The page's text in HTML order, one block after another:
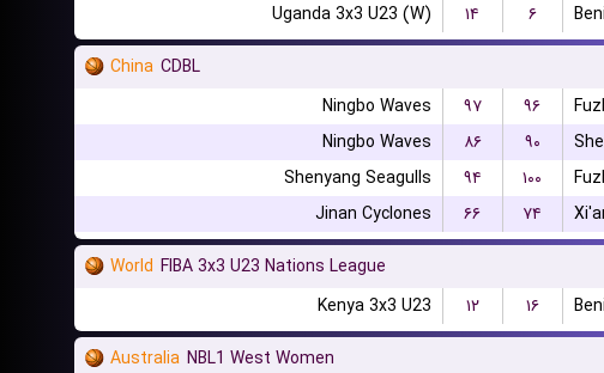
Uganda 3x3 U23 (W)
۱۴ ۶
China CDBL
Ningbo Waves
۹۷ ۹۶
Ningbo Waves
۸۶ ۹۰
Shenyang Seagulls
۹۴ ۱۰۰
Jinan Cyclones
۶۶ ۷۴
World FIBA 3x3 U23 Nations League
Kenya 3x3 U23
۱۲ ۱۶
Australia NBL1 West Women